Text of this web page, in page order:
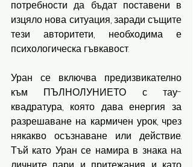
потребности да бъдат поставени в
изцяло нова ситуация, заради същите
тези авторитети, необходима е
психологическа гъвкавост.
Уран се включва предизвикателно
към ПЪЛНОЛУНИЕТО с тау-
квадратура, която дава енергия за
разрешаване на кармичен урок, чрез
някакво осъзнаване или действие.
Тъй като Уран се намира в знака на